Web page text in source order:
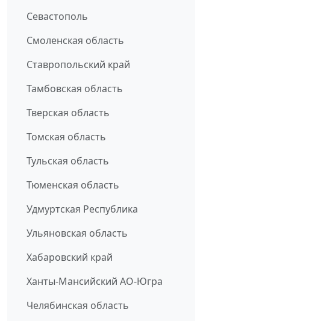
Севастополь
Смоленская область
Ставропольский край
Тамбовская область
Тверская область
Томская область
Тульская область
Тюменская область
Удмуртская Республика
Ульяновская область
Хабаровский край
Ханты-Мансийский АО-Югра
Челябинская область